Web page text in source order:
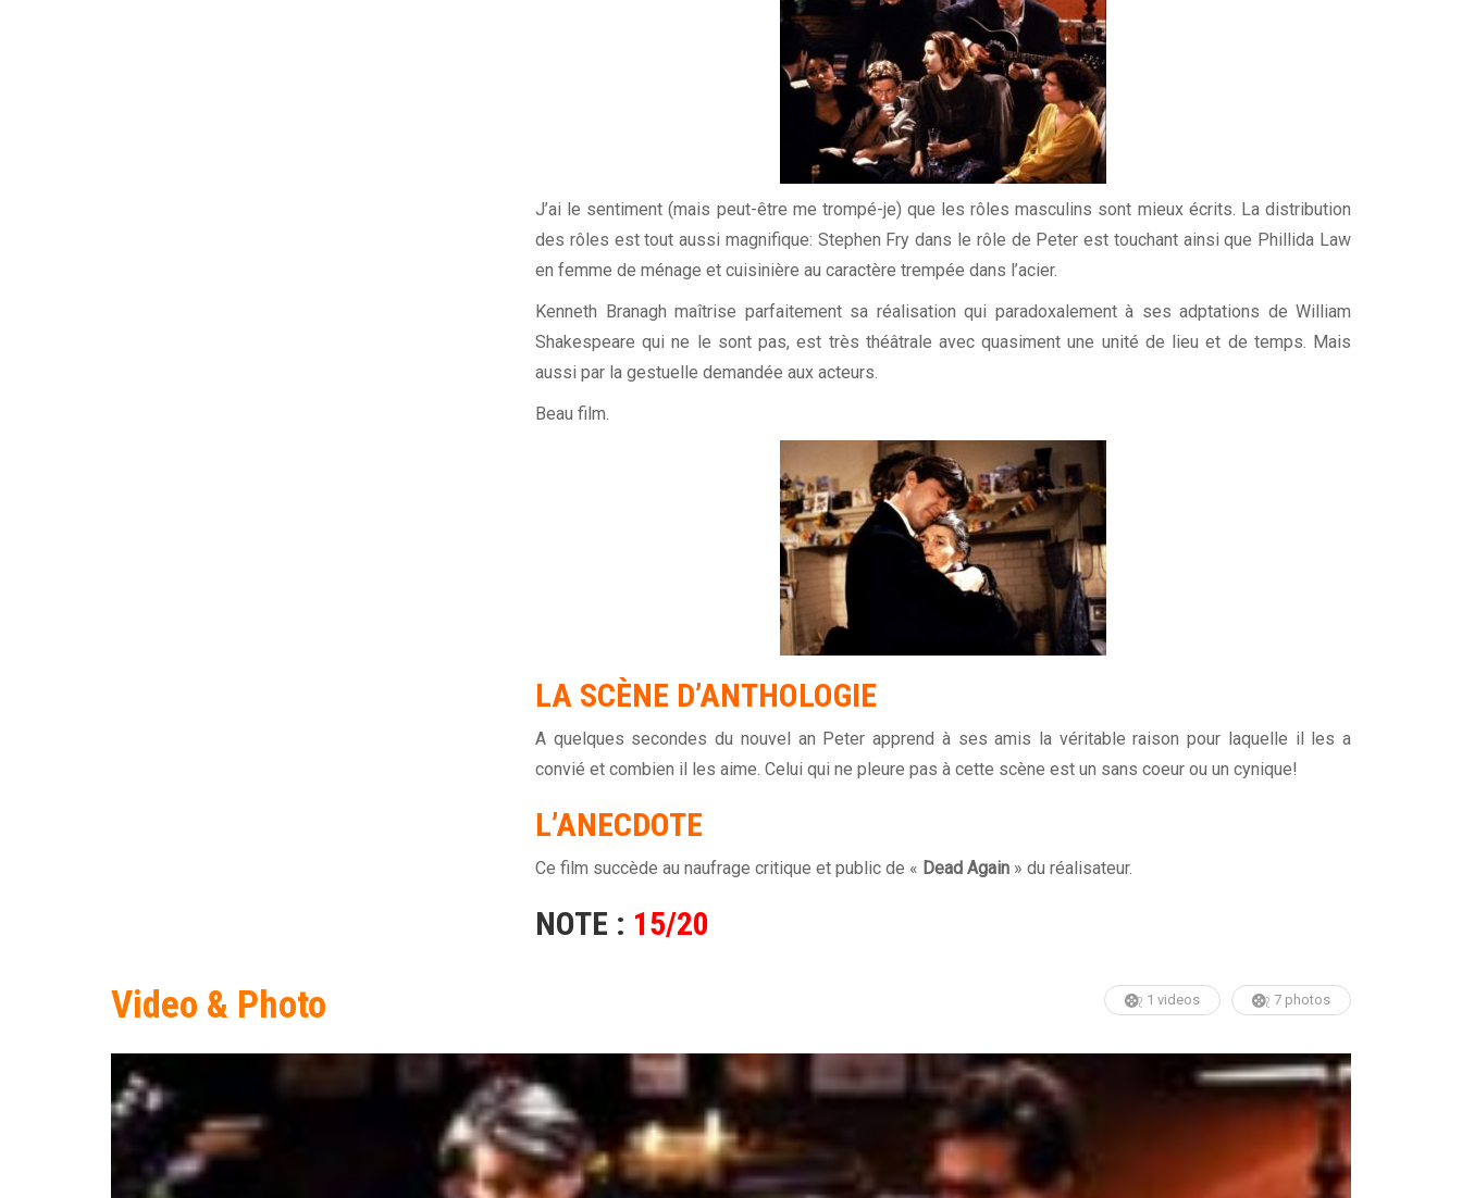
J’ai le sentiment (mais peut-être me trompé-je) que les rôles masculins sont mieux écrits. La distribution
des rôles est tout aussi magnifique: Stephen Fry dans le rôle de Peter est touchant ainsi que Phillida Law
en femme de ménage et cuisinière au caractère trempée dans l’acier.
Kenneth Branagh maîtrise parfaitement sa réalisation qui paradoxalement à ses adptations de William
Shakespeare qui ne le sont pas, est très théâtrale avec quasiment une unité de lieu et de temps. Mais
aussi par la gestuelle demandée aux acteurs.
Beau film.
LA SCÈNE D’ANTHOLOGIE
A quelques secondes du nouvel an Peter apprend à ses amis la véritable raison pour laquelle il les a
convié et combien il les aime. Celui qui ne pleure pas à cette scène est un sans coeur ou un cynique!
L’ANECDOTE
Ce film succède au naufrage critique et public de « Dead Again » du réalisateur.
NOTE : 15/20
Video & Photo 1 videos 7 photos